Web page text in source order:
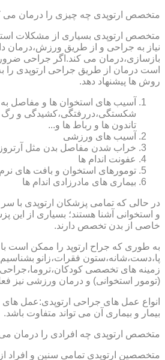
متخصص ارتوپدی چه چیزی را درمان می
متخصص ارتوپدی بسیاری از مشکلات
نیاز به جراحی و از طریق ورزش،درمان
بازسازی،درمان می کند.اگر جراحی
است درمان از طریق جراحی ارتوپدی را
روش ها پیشنهاد دهد.
آسیب های استخوان ها و مفاصل
شکستگی،دررفتگی،کشیدگی و
تاندون ها و رباط ها و...
آسیب های ورزشی
خراب شدن مفاصل بدن مثل
عفونت اندام ها
تومورهای استخوان و بافت های نرم
بیماری های مادرزادی اندام ها
در حالی که تمامی پزشکان ارتوپدی با
و استخوانی آشنا هستند؛ بسیاری از این
خاصی از بدن تخصص دارند.
به طوری که جراح ارتوپد را ممکن است
پا،دست،شانه،ستون فقرات،زانو
زمینه های تخصصی کودکان،تروما،جراحی
(تومور استخوانی) و درمان ورزشی نیز
انواع عمل های جراحی ارتوپدی:عمل های
بیمار و بیماری آن می تواند متفاوت باشد.
متخصص ارتوپدی چه افرادی را درمان
متخصصین ارتوپدی تمامی سنین و افراد از